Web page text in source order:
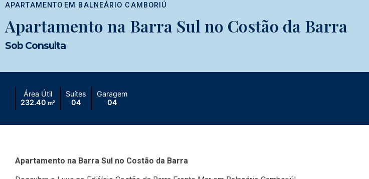
APARTAMENTO EM BALNEÁRIO CAMBORIÚ
Apartamento na Barra Sul no Costão da Barra
Sob Consulta
Área Útil
232.40 m²
Suítes
04
Garagem
04
Apartamento na Barra Sul no Costão da Barra